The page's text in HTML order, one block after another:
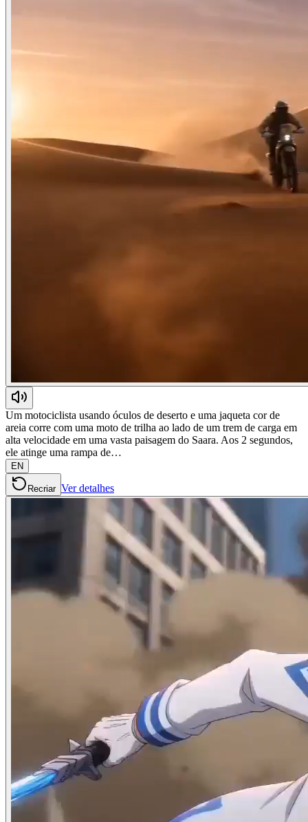
Um motociclista usando óculos de deserto e uma jaqueta cor de
areia corre com uma moto de trilha ao lado de um trem de carga em
alta velocidade em uma vasta paisagem do Saara. Aos 2 segundos,
ele atinge uma rampa de…
EN
Recriar Ver detalhes